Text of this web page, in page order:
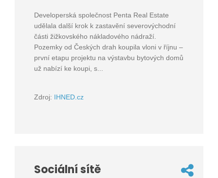
Developerská společnost Penta Real Estate
udělala další krok k zastavění severovýchodní
části žižkovského nákladového nádraží.
Pozemky od Českých drah koupila vloni v říjnu –
první etapu projektu na výstavbu bytových domů
už nabízí ke koupi, s...
Zdroj: IHNED.cz
Sociální sítě